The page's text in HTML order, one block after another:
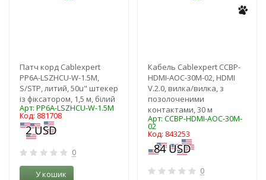
Патч корд Cablexpert
PP6A-LSZHCU-W-1.5M,
S/STP, литий, 50u" штекер
із фіксатором, 1,5 м, білий
Арт: PP6A-LSZHCU-W-1.5M
Код: 881708
0
У кошик
Кабель Cablexpert CCBP-
HDMI-AOC-30M-02, HDMI
V.2.0, вилка/вилка, з
позолоченими
контактами, 30 м
Арт: CCBP-HDMI-AOC-30M-
02
Код: 843253
0